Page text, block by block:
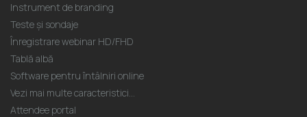
Instrument de branding
Teste și sondaje
Înregistrare webinar HD/FHD
Tablă albă
Software pentru întâlniri online
Vezi mai multe caracteristici...
Attendee portal